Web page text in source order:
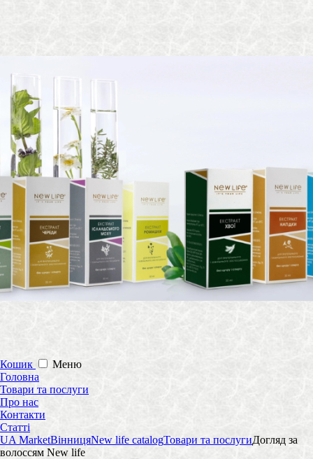
Кошик
Меню
Головна
Товари та послуги
Про нас
Контакти
Статті
UA MarketВінницяNew life catalogТовари та послугиДогляд за
волоссям New life